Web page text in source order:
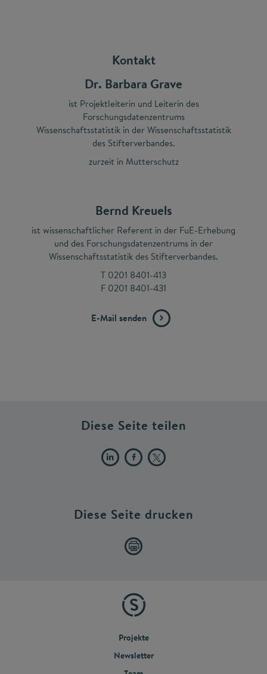
Kontakt
Dr. Barbara Grave
ist Projektleiterin und Leiterin des
Forschungsdatenzentrums
Wissenschaftsstatistik in der Wissenschaftsstatistik
des Stifterverbandes.
zurzeit in Mutterschutz
Bernd Kreuels
ist wissenschaftlicher Referent in der FuE-Erhebung
und des Forschungsdatenzentrums in der
Wissenschaftsstatistik des Stifterverbandes.
T 0201 8401-413
F 0201 8401-431
E-Mail senden
Diese Seite teilen
Diese Seite drucken
Projekte
Newsletter